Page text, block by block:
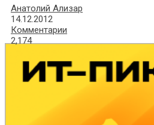
Анатолий Ализар
14.12.2012
Комментарии
2,174